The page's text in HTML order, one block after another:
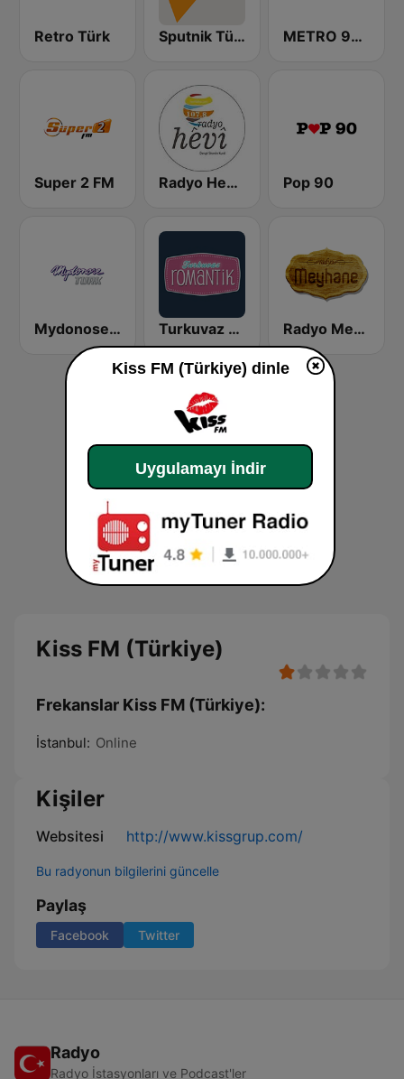
Retro Türk Sputnik Türkiye (Sputnik International Turkish) METRO 90'LAR
Super 2 FM Radyo Hevi 107.8 Pop 90
Mydonose Turk Turkuvaz Romantik Radyo Meyhane
Kiss FM (Türkiye)
Frekanslar Kiss FM (Türkiye):
İstanbul: Online
Kişiler
Websitesi http://www.kissgrup.com/
Bu radyonun bilgilerini güncelle
Paylaş
Facebook Twitter
Radyo
Radyo İstasyonları ve Podcast'ler
Kiss FM (Türkiye) dinle
Uygulamayı İndir